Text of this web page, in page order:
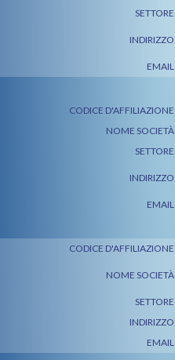
SETTORE
INDIRIZZO
EMAIL
CODICE D'AFFILIAZIONE
NOME SOCIETÀ
SETTORE
INDIRIZZO
EMAIL
CODICE D'AFFILIAZIONE
NOME SOCIETÀ
SETTORE
INDIRIZZO
EMAIL